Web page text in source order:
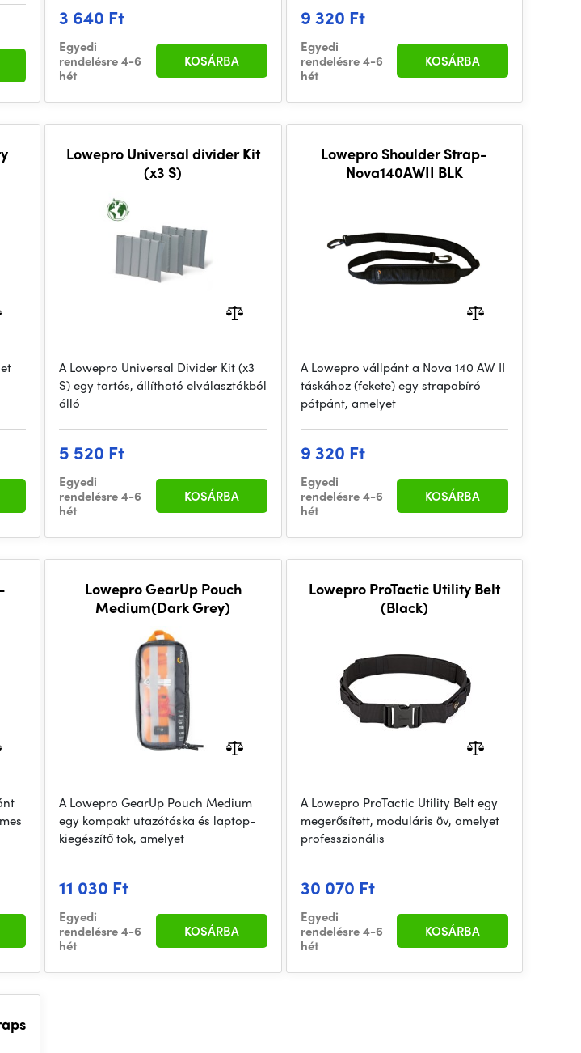
3 640 Ft
Egyedi
rendelésre 4-6
hét
KOSÁRBA
9 320 Ft
Egyedi
rendelésre 4-6
hét
KOSÁRBA
Lowepro Universal divider Kit
(x3 S)
A Lowepro Universal Divider Kit (x3
S) egy tartós, állítható elválasztókból
álló
5 520 Ft
Egyedi
rendelésre 4-6
hét
KOSÁRBA
Lowepro Shoulder Strap-
Nova140AWII BLK
A Lowepro vállpánt a Nova 140 AW II
táskához (fekete) egy strapabíró
pótpánt, amelyet
9 320 Ft
Egyedi
rendelésre 4-6
hét
KOSÁRBA
Lowepro GearUp Pouch
Medium(Dark Grey)
A Lowepro GearUp Pouch Medium
egy kompakt utazótáska és laptop-
kiegészítő tok, amelyet
11 030 Ft
Egyedi
rendelésre 4-6
hét
KOSÁRBA
Lowepro ProTactic Utility Belt
(Black)
A Lowepro ProTactic Utility Belt egy
megerősített, moduláris öv, amelyet
professzionális
30 070 Ft
Egyedi
rendelésre 4-6
hét
KOSÁRBA